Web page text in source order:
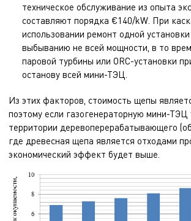
техническое обслуживание из опыта
составляют порядка €140/kW. При
использовании ремонт одной
выбыванию не всей мощности, в то
паровой турбины или ORC-установки
останову всей мини-ТЭЦ.
Из этих факторов, стоимость щепы
поэтому если газогенераторную мини-ТЭЦ
территории деревоперерабатывающего
где древесная щепа является отходами
экономический эффект будет выше.